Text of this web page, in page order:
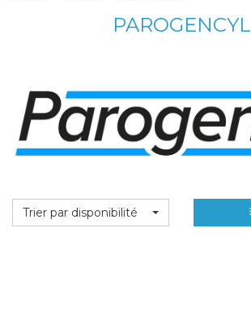
PAROGENCYL
Trier par disponibilité